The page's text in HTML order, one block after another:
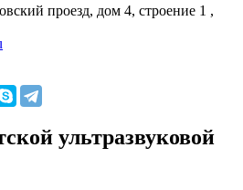
проезд, дом 4, строение 1 ,
ультразвуковой